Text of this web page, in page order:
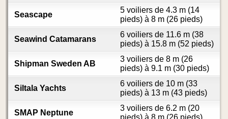
Seascape
5 voiliers de 4.3 m (14
pieds) à 8 m (26 pieds)
Seawind Catamarans
6 voiliers de 11.6 m (38
pieds) à 15.8 m (52 pieds)
Shipman Sweden AB
3 voiliers de 8 m (26
pieds) à 9.1 m (30 pieds)
Siltala Yachts
6 voiliers de 10 m (33
pieds) à 13 m (43 pieds)
SMAP Neptune
3 voiliers de 6.2 m (20